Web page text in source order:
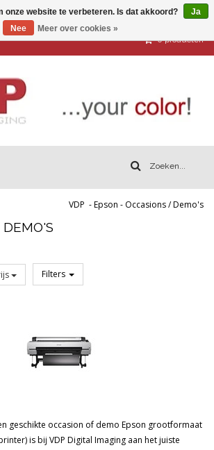
0 producten
VDP -Epson - Occasions / Demo's
Filters
geschikte occasion of demo Epson grootformaat
is bij VDP Digital Imaging aan het juiste
onze website te verbeteren. Is dat akkoord?
Ja
Nee
Meer over cookies »